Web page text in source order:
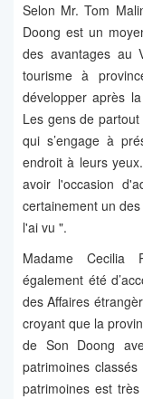
Selon Mr. Tom
Doong est un
des avantages au
tourisme à
développer après
Les gens de
qui s’engage à
endroit à leurs
avoir l'occasion
certainement un
l'ai vu ".
Madame Cecilia
également été
des Affaires
croyant que la
de Son Doong
patrimoines
patrimoines est